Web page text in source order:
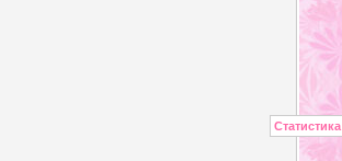
Статистика